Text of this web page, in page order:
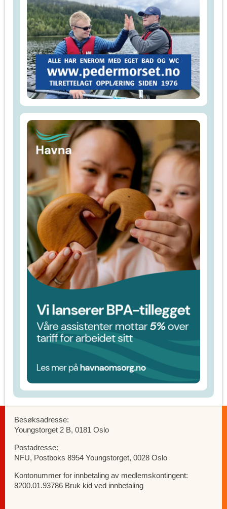
Besøksadresse:
Youngstorget 2 B, 0181 Oslo
Postadresse:
NFU, Postboks 8954 Youngstorget, 0028 Oslo
Kontonummer for innbetaling av medlemskontingent:
8200.01.93786 Bruk kid ved innbetaling